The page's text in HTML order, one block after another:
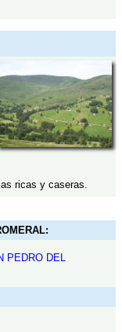
ricas y caseras.
PEDRO DEL